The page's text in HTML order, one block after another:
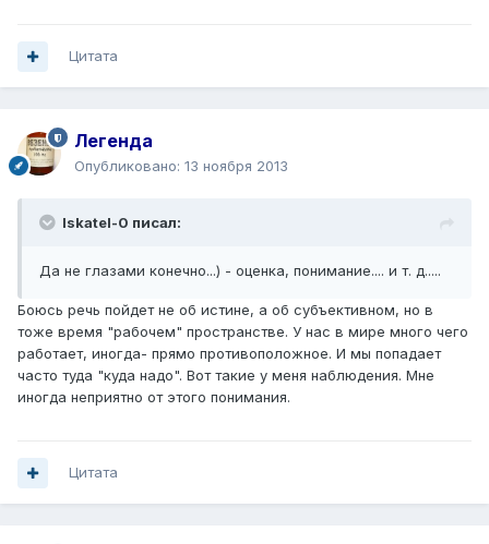
Цитата
Легенда
Опубликовано: 13 ноября 2013
Iskatel-0 писал:
Да не глазами конечно...) - оценка, понимание.... и т. д.....
Боюсь речь пойдет не об истине, а об субъективном, но в
тоже время "рабочем" пространстве. У нас в мире много чего
работает, иногда- прямо противоположное. И мы попадает
часто туда "куда надо". Вот такие у меня наблюдения. Мне
иногда неприятно от этого понимания.
Цитата